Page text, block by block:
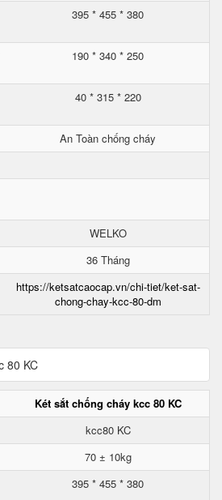
395 * 455 * 380
190 * 340 * 250
40 * 315 * 220
An Toàn chống cháy
WELKO
36 Tháng
https://ketsatcaocap.vn/chi-tiet/ket-sat-
chong-chay-kcc-80-dm
Két sắt chống cháy kcc 80 KC
kcc80 KC
70 ± 10kg
395 * 455 * 380